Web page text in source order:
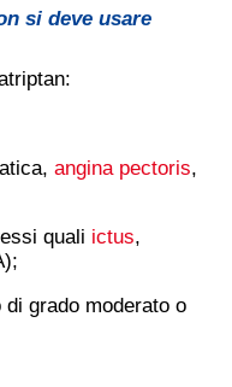
si deve usare
angina pectoris,
quali ictus,
grado moderato o